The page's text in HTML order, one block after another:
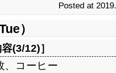
Posted at
）
(3/12)］
、コーヒー